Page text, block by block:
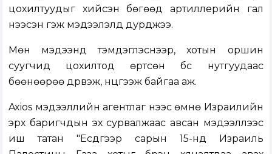
цохилтуудыг хийсэн бөгөөд артиллерийн гал
нээсэн гэж мэдээлэлд дурджээ.
Мөн мэдээнд тэмдэглэснээр, хотын оршин
суугчид цохилтод өртсөн бүс нутгуудаас
бөөнөөрөө дүрвэж, нүүцгээж байгаа аж.
Axios мэдээллийн агентлаг үүнээс өмнө Израилийн
эрх баригчдын эх сурвалжаас авсан мэдээллээс
иш татан "Есдүгээр сарын 15-нд Израиль